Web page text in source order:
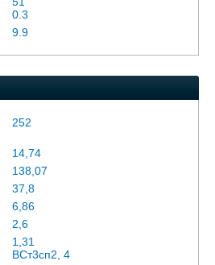
0.3
9.9
252
14,74
138,07
37,8
6,86
2,6
1,31
ВСт3сп2, 4